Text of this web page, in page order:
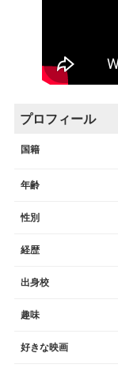
プロフィール
国籍
年齢
性別
経歴
出身校
趣味
好きな映画